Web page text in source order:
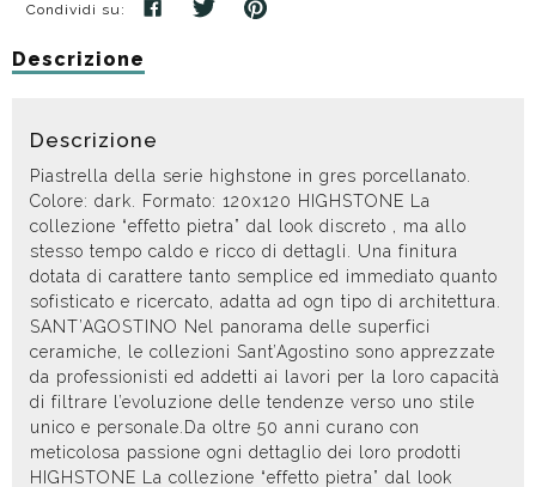
Condividi su:
Descrizione
Descrizione
Piastrella della serie highstone in gres porcellanato.
Colore: dark. Formato: 120x120 HIGHSTONE La
collezione “effetto pietra” dal look discreto , ma allo
stesso tempo caldo e ricco di dettagli. Una finitura
dotata di carattere tanto semplice ed immediato quanto
sofisticato e ricercato, adatta ad ogn tipo di architettura.
SANT’AGOSTINO Nel panorama delle superfici
ceramiche, le collezioni Sant’Agostino sono apprezzate
da professionisti ed addetti ai lavori per la loro capacità
di filtrare l’evoluzione delle tendenze verso uno stile
unico e personale.Da oltre 50 anni curano con
meticolosa passione ogni dettaglio dei loro prodotti
HIGHSTONE La collezione “effetto pietra” dal look